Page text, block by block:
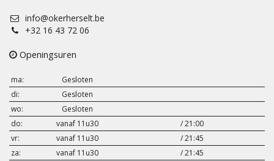
info@okerherselt.be
+32 16 43 72 06
Openingsuren
ma:
Gesloten
di:
Gesloten
wo:
Gesloten
do:
vanaf 11u30
/ 21:00
vr:
vanaf 11u30
/ 21:45
za:
vanaf 11u30
/ 21:45